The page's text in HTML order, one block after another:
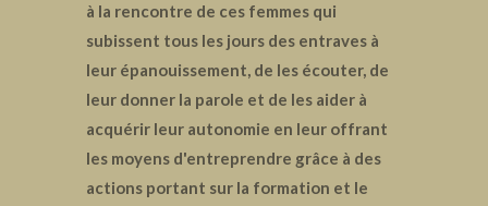
à la rencontre de ces femmes qui
subissent tous les jours des entraves à
leur épanouissement, de les écouter, de
leur donner la parole et de les aider à
acquérir leur autonomie en leur offrant
les moyens d'entreprendre grâce à des
actions portant sur la formation et le